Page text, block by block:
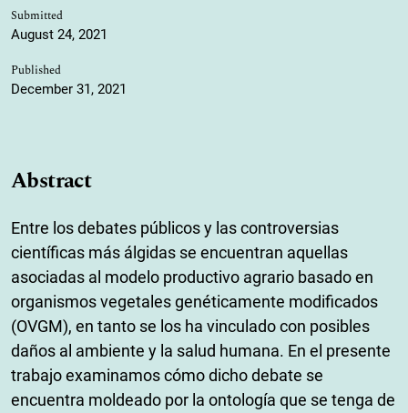
Submitted
August 24, 2021
Published
December 31, 2021
Abstract
Entre los debates públicos y las controversias
científicas más álgidas se encuentran aquellas
asociadas al modelo productivo agrario basado en
organismos vegetales genéticamente modificados
(OVGM), en tanto se los ha vinculado con posibles
daños al ambiente y la salud humana. En el presente
trabajo examinamos cómo dicho debate se
encuentra moldeado por la ontología que se tenga de